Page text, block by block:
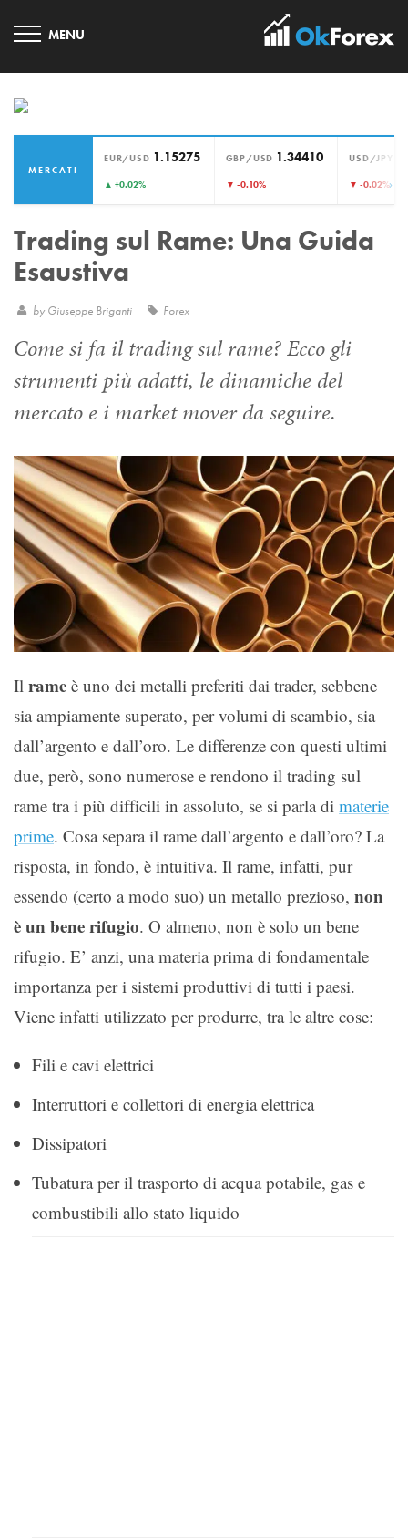
MERCATI
EUR/USD 1.15275
▲ +0.02%
GBP/USD 1.34410
▼ -0.10%
USD/JPY
▼ -0.02%›
Trading sul Rame: Una Guida
Esaustiva
by Giuseppe Briganti Forex
Come si fa il trading sul rame? Ecco gli
strumenti più adatti, le dinamiche del
mercato e i market mover da seguire.
Il rame è uno dei metalli preferiti dai trader, sebbene
sia ampiamente superato, per volumi di scambio, sia
dall’argento e dall’oro. Le differenze con questi ultimi
due, però, sono numerose e rendono il trading sul
rame tra i più difficili in assoluto, se si parla di materie
prime. Cosa separa il rame dall’argento e dall’oro? La
risposta, in fondo, è intuitiva. Il rame, infatti, pur
essendo (certo a modo suo) un metallo prezioso, non
è un bene rifugio. O almeno, non è solo un bene
rifugio. E’ anzi, una materia prima di fondamentale
importanza per i sistemi produttivi di tutti i paesi.
Viene infatti utilizzato per produrre, tra le altre cose:
Fili e cavi elettrici
Interruttori e collettori di energia elettrica
Dissipatori
Tubatura per il trasporto di acqua potabile, gas e
combustibili allo stato liquido